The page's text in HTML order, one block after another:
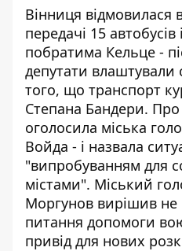
Вінниця відмовилася
передачі 15
побратима Кельце -
депутати влаштували
того, що транспорт
Степана Бандери.
оголосила міська
Войда - і назвала
"випробуванням для
містами". Міський
Моргунов вирішив не
питання допомоги
привід для нових